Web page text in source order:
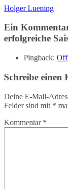
Holger Luening
Ein
erfolgreiche
Pingback: Off
Schreibe einen
Deine E-Mail-
Felder sind mit *
Kommentar *